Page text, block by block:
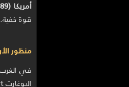
أمريكا (1989)
قوة خفية.
منظور
في
البوغارت Boggart والكوبولد Kobold التي تعبث في المنازل.